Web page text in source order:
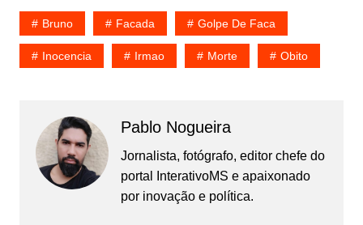
Bruno Facada Golpe De Faca
Inocencia Irmao Morte Obito
Pablo Nogueira
Jornalista, fotógrafo, editor chefe do
portal InterativoMS e apaixonado
por inovação e política.